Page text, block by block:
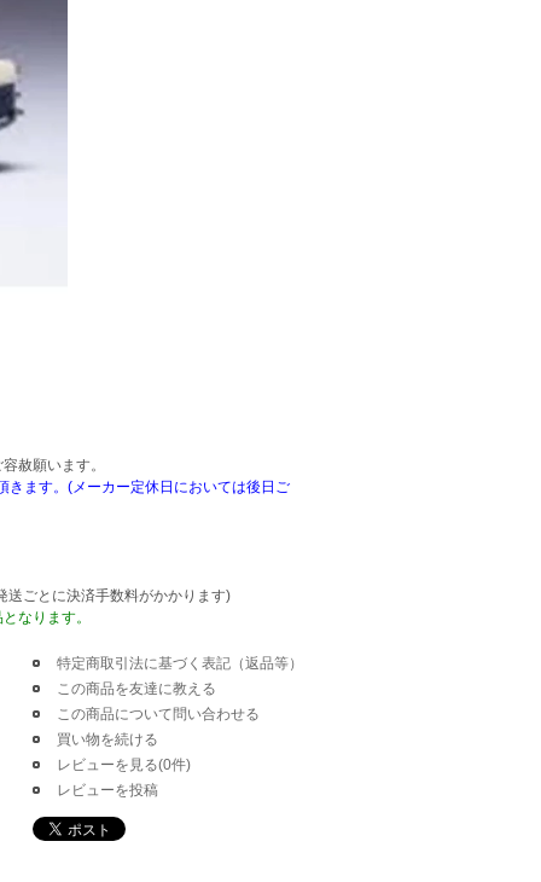
赦願います。
ます。(メーカー定休日においては後日ご
送ごとに決済手数料がかかります)
なります。
特定商取引法に基づく表記（返品等）
この商品を友達に教える
この商品について問い合わせる
買い物を続ける
レビューを見る(0件)
レビューを投稿